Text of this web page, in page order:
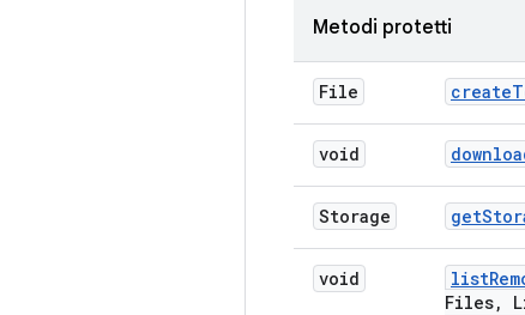
Metodi protetti
File create
void
Storage get
void list
Files,